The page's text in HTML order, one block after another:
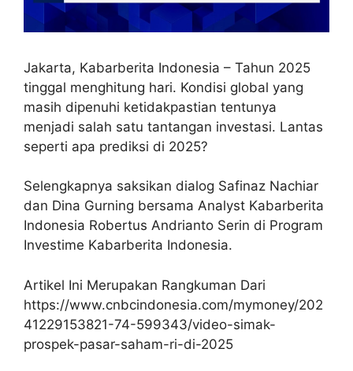
Jakarta, Kabarberita Indonesia – Tahun 2025
tinggal menghitung hari. Kondisi global yang
masih dipenuhi ketidakpastian tentunya
menjadi salah satu tantangan investasi. Lantas
seperti apa prediksi di 2025?
Selengkapnya saksikan dialog Safinaz Nachiar
dan Dina Gurning bersama Analyst Kabarberita
Indonesia Robertus Andrianto Serin di Program
Investime Kabarberita Indonesia.
Artikel Ini Merupakan Rangkuman Dari
https://www.cnbcindonesia.com/mymoney/202
41229153821-74-599343/video-simak-
prospek-pasar-saham-ri-di-2025